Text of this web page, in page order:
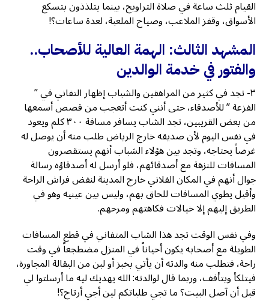
القيام ثلث ساعة في صلاة التراويح، بينما يتلذذون بتسكع
الأسواق، وقفز الملاعب، وصياح الملعبة، لعدة ساعات؟!
المشهد الثالث: الهمة العالية للأصحاب..
والفتور في خدمة الوالدين
٣- تجد في كثير من المراهقين والشباب إظهار التفاني في ”
الفزعة ” للأصدقاء، حتى أنني كنت أتعجب من قصص أسمعها
من بعض القريبين، تجد الشاب يسافر مسافة ٣٠٠ كلم ويعود
في نفس اليوم لأن صديقه خارج الرياض طلب منه أن يوصل له
غرضاً يحتاجه، وتجد بين هؤلاء الشباب أنهم يستقصرون
المسافات للنزهة مع أصدقائهم، فلو أرسل له أصدقاؤه رسالة
جوال أنهم في المكان الفلاني خارج المدينة لنفض فراش الراحة
وأقبل يطوي المسافات للحاق بهم، وليس بين عينيه وهو في
الطريق إليهم إلا خيالات فكاهتهم ومرحهم.
وفي نفس الوقت تجد هذا الشاب المتفاني في قطع المسافات
الطويلة مع أصحابه يكون أحياناً في المنزل مضطجعاً في وقت
راحة، فتطلب منه والدته أن يأتي بخبز أو لبن من البقالة المجاورة،
فيتلكأ ويتأفف، وربما قال لوالدته: الله يهديك ليه ما أرسلتوا لي
قبل أن آصل البيت؟ ما تجي طلباتكم لين أجي أرتاح؟!